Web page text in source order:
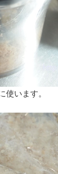
使います。